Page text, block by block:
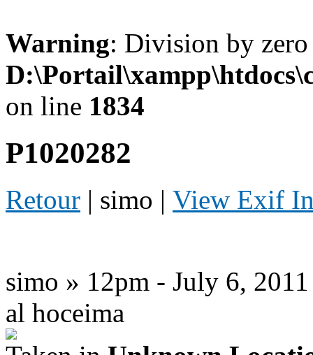
Warning: Division by
on line 1834
P1020282
Retour | simo | View Exif
simo » 12pm - July 6, 2011
al hoceima